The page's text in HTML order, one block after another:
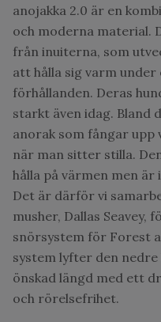
anojakka 2.0 är en
och moderna material.
från inuiterna, som
att hålla sig varm
förhållanden. Deras
starkt även idag. Bland
anorak som fångar
när man sitter stilla.
hålla på värmen men
Det är därför vi
musher, Dallas
snörsystem för Forest
system lyfter den
önskad längd med ett
och rörelsefrihet.